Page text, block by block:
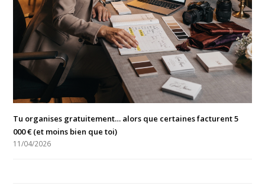
Tu organises gratuitement… alors que certaines facturent 5
000 € (et moins bien que toi)
11/04/2026